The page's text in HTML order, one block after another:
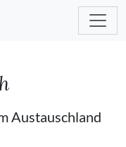
Austauschland